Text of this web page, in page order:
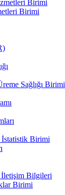
Birimi
Birimi
Sağlığı Birimi
İstatistik Birimi
İletişim Bilgileri
Birimi